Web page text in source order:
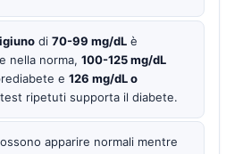
di 70-99 mg/dL è
nella norma, 100-125 mg/dL
e 126 mg/dL o
ripetuti supporta il diabete.
apparire normali mentre